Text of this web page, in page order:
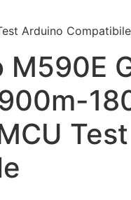
Arduino Compatibile